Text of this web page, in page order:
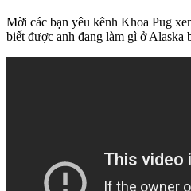
Mời các bạn yêu kênh Khoa Pug
biết được anh đang làm gì ở Alaska